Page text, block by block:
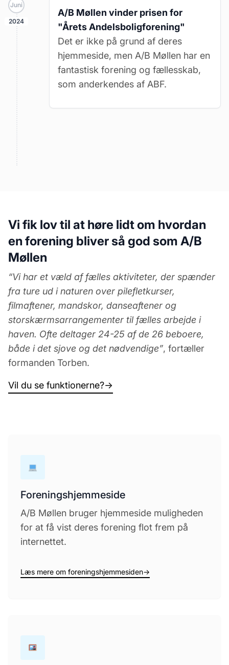
A/B Møllen vinder prisen for
"Årets Andelsboligforening"
Det er ikke på grund af deres
hjemmeside, men A/B Møllen har en
fantastisk forening og fællesskab,
som anderkendes af ABF.
Juni
2024
Vi fik lov til at høre lidt om hvordan
en forening bliver så god som A/B
Møllen
“Vi har et væld af fælles aktiviteter, der spænder
fra ture ud i naturen over pilefletkurser,
filmaftener, mandskor, danseaftener og
storskærmsarrangementer til fælles arbejde i
haven. Ofte deltager 24-25 af de 26 beboere,
både i det sjove og det nødvendige”, fortæller
formanden Torben.
Vil du se funktionerne?→
Foreningshjemmeside
A/B Møllen bruger hjemmeside muligheden
for at få vist deres forening flot frem på
internettet.
Læs mere om foreningshjemmesiden→